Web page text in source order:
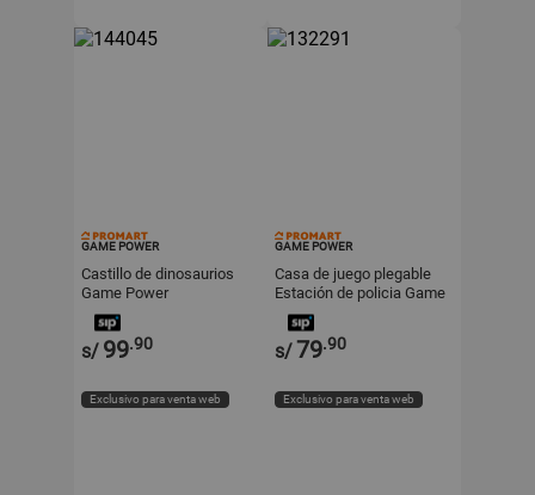
GAME POWER
Castillo de dinosaurios
Game Power
s/ 99.90
Exclusivo para venta web
GAME POWER
Casa de juego plegable
Estación de policia Game
Power
s/79.90
Exclusivo para venta web